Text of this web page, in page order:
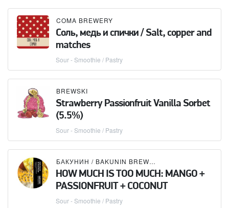
COMA BREWERY
Соль, медь и спички / Salt, copper and
matches
Sour - Smoothie / Pastry
BREWSKI
Strawberry Passionfruit Vanilla Sorbet
(5.5%)
Sour - Smoothie / Pastry
БАКУНИН / BAKUNIN BREWING CO.
HOW MUCH IS TOO MUCH: MANGO +
PASSIONFRUIT + COCONUT
Sour - Smoothie / Pastry